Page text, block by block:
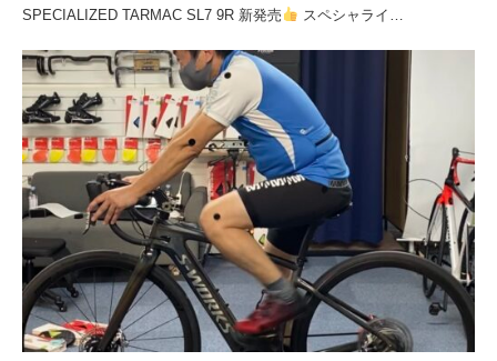
SPECIALIZED TARMAC SL7 9R 新発売 スペシャライ…